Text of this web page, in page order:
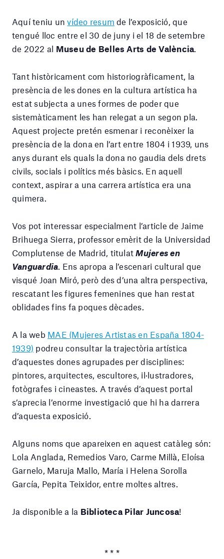
Aquí teniu unvídeo resum de l’exposició, que
tengué lloc entre el 30 de juny i el 18 de setembre
de 2022 al Museu de Belles Arts de València.
Tant històricament com historiogràficament, la
presència de les dones en la cultura artística ha
estat subjecta a unes formes de poder que
sistemàticament les han relegat a un segon pla.
Aquest projecte pretén esmenar i reconèixer la
presència de la dona en l’art entre 1804 i 1939, uns
anys durant els quals la dona no gaudia dels drets
civils, socials i polítics més bàsics. En aquell
context, aspirar a una carrera artística era una
quimera.
Vos pot interessar especialment l’article de Jaime
Brihuega Sierra, professor emèrit de la Universidad
Complutense de Madrid, titulatMujeres en
Vanguardia. Ens apropa a l’escenari cultural que
visqué Joan Miró, però des d’una altra perspectiva,
rescatant les figures femenines que han restat
oblidades fins fa poques dècades.
A la web MAE (Mujeres Artistas en España 1804-
1939) podreu consultar la trajectòria artística
d’aquestes dones agrupades per disciplines:
pintores, arquitectes, escultores, il·lustradores,
fotògrafes i cineastes. A través d’aquest portal
s’aprecia l’enorme investigació que hi ha darrera
d’aquesta exposició.
Alguns noms que apareixen en aquest catàleg són:
Lola Anglada, Remedios Varo, Carme Millà, Eloísa
Garnelo, Maruja Mallo, María i Helena Sorolla
García, Pepita Teixidor, entre moltes altres.
Ja disponible a la Biblioteca Pilar Juncosa!
* * *